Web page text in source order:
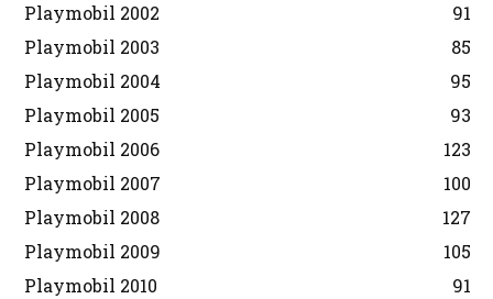
Playmobil 2002
91
Playmobil 2003
85
Playmobil 2004
95
Playmobil 2005
93
Playmobil 2006
123
Playmobil 2007
100
Playmobil 2008
127
Playmobil 2009
105
Playmobil 2010
91